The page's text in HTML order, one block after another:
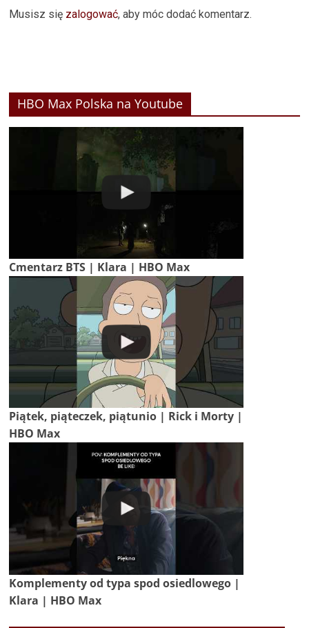
Musisz się zalogować, aby móc dodać komentarz.
HBO Max Polska na Youtube
Cmentarz BTS | Klara | HBO Max
Piątek, piąteczek, piątunio | Rick i Morty |
HBO Max
Komplementy od typa spod osiedlowego |
Klara | HBO Max